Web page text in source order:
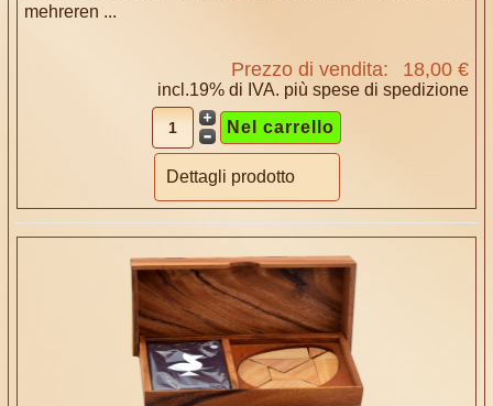
mehreren ...
Prezzo di vendita: 18,00 €
incl.19% di IVA. più spese di spedizione
Dettagli prodotto